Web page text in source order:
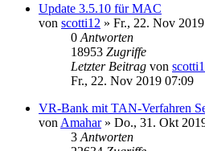
Update 3.5.10 für MAC
von scotti12 » Fr., 22. Nov
0 Antworten
18953 Zugriffe
Letzter Beitrag von
Fr., 22. Nov 2019 07:09
VR-Bank mit TAN-Verfahren
von Amahar» Do., 31. Okt
3 Antworten